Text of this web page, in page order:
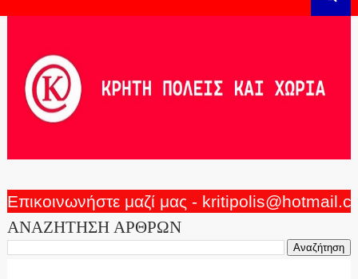
Επικοινωνήστε μαζί μας -
ΑΝΑΖΗΤΗΣΗ ΑΡΘΡΩΝ